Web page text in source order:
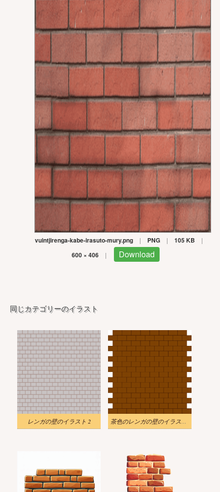
vuintjirenga-kabe-irasuto-mury.png | PNG | 105 KB |
600 × 406 | Download
同じカテゴリーのイラスト
レンガの壁のイラスト 2 茶色のレンガの壁のイラスト無料画像